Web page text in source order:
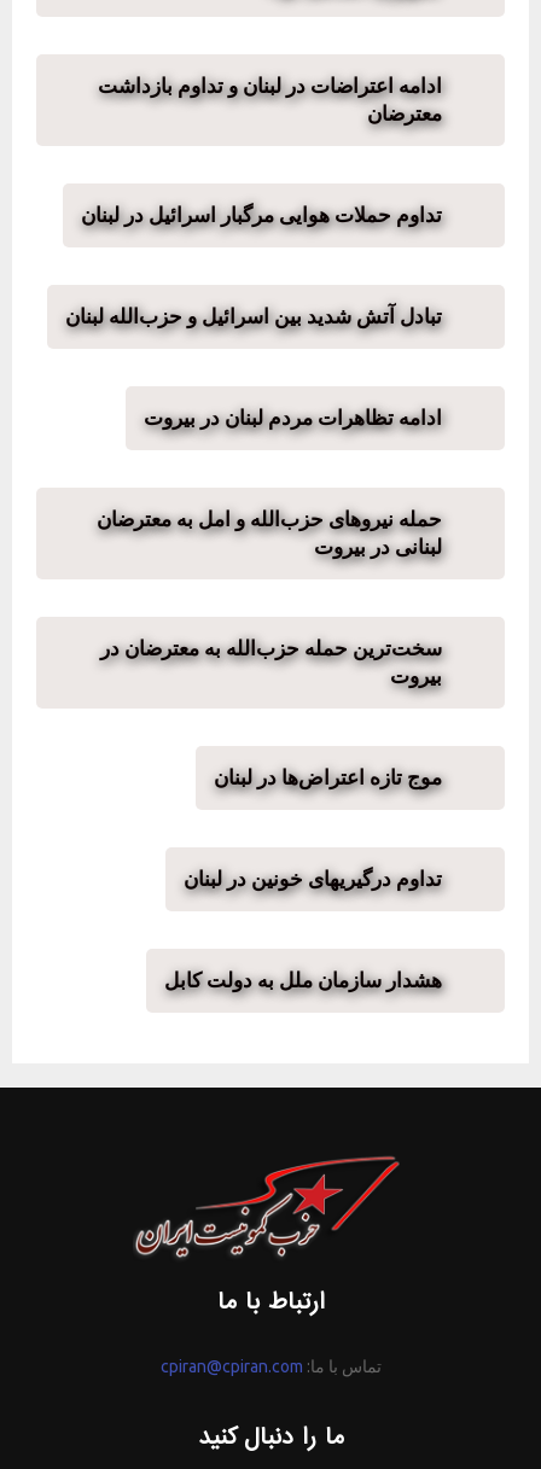
ادامه اعتراضات در لبنان و تداوم بازداشت
معترضان
تداوم حملات هوایی مرگبار اسرائیل در لبنان
تبادل آتش شدید بین اسرائیل و حزب‌الله لبنان
ادامه تظاهرات مردم لبنان در بیروت
حمله نیروهای حزب‌الله و امل به معترضان
لبنانی در بیروت
سخت‌ترین حمله حزب‌الله به معترضان در
بیروت
موج تازه اعتراض‌ها در لبنان
تداوم درگیریهای خونین در لبنان
هشدار سازمان ملل به دولت کابل
ارتباط با ما
تماس با ما: cpiran@cpiran.com
ما را دنبال کنید